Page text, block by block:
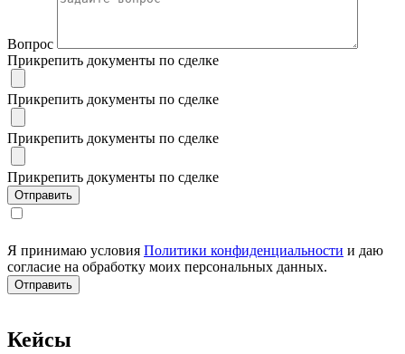
Вопрос
Прикрепить документы по сделке
Прикрепить документы по сделке
Прикрепить документы по сделке
Прикрепить документы по сделке
Я принимаю условия Политики конфиденциальности и даю
согласие на обработку моих персональных данных.
Кейсы